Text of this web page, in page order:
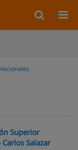
Superior
Salazar